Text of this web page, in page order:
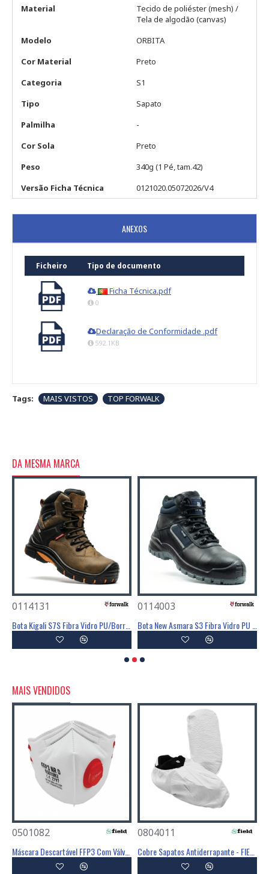
Material
Tecido de poliéster (mesh) /
Tela de algodão (canvas)
Modelo
ORBITA
Cor Material
Preto
Categoria
S1
Tipo
Sapato
Palmilha
-
Cor Sola
Preto
Peso
340g (1 Pé, tam.42)
Versão Ficha Técnica
0121020.05072026/V4
ANEXOS
Ficheiro Tipo de documento
Ficha Técnica.pdf
0
Declaração de Conformidade .pdf
592.1KB
Tags: MAIS VISTOS TOP FORWALK
DA MESMA MARCA
0114131 0114003
MAIS VENDIDOS
0501082 0804011